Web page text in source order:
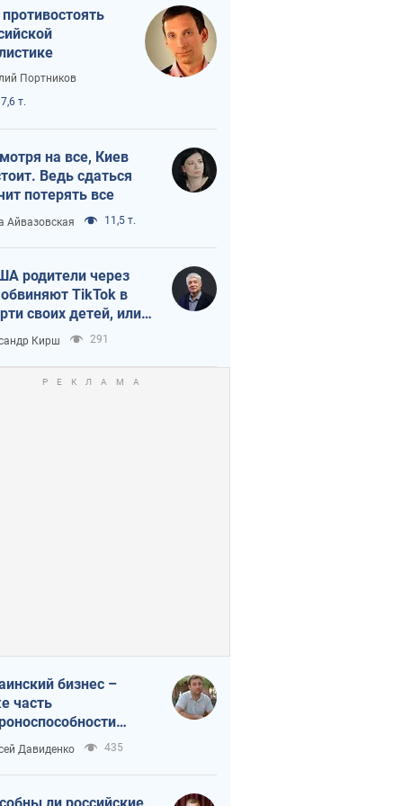
Портников
т.
на все, Киев
Ведь сдаться
потерять все
Айвазовская 11,5 т.
родители через
TikTok в
своих детей, или
КНР на молодежь
Кирш 291
бизнес –
часть
Не отдавайте их
чужим
Давиденко 435